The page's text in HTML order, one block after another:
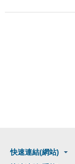
快速連結(網站)